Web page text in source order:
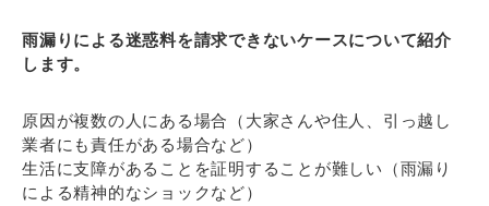
雨漏りによる迷惑料を請求できないケースについて紹介
します。
原因が複数の人にある場合（大家さんや住人、引っ越し
業者にも責任がある場合など）
生活に支障があることを証明することが難しい（雨漏り
による精神的なショックなど）